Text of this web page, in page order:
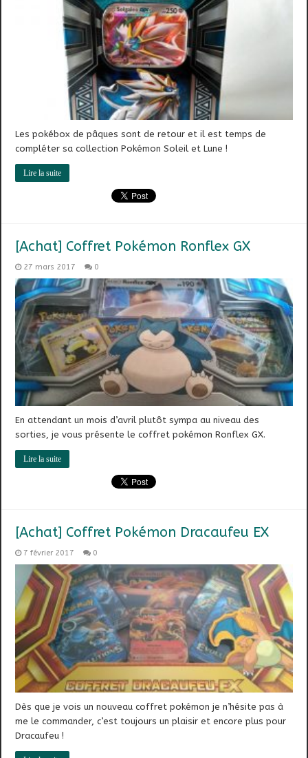
Les pokébox de pâques sont de retour et il est temps de
compléter sa collection Pokémon Soleil et Lune !
Lire la suite
[Achat] Coffret Pokémon Ronflex GX
27 mars 2017 0
En attendant un mois d’avril plutôt sympa au niveau des
sorties, je vous présente le coffret pokémon Ronflex GX.
Lire la suite
[Achat] Coffret Pokémon Dracaufeu EX
7 février 2017 0
Dès que je vois un nouveau coffret pokémon je n’hésite pas à
me le commander, c’est toujours un plaisir et encore plus pour
Dracaufeu !